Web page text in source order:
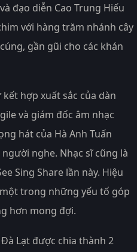
đạo diễn Cao Trung Hiếu
với hàng trăm nhánh cây
gần gũi cho các khán
hợp xuất sắc của dàn
và giám đốc âm nhạc
hát của Hà Anh Tuấn
nghe. Nhạc sĩ cũng là
Sing Share lần này. Hiệu
trong những yếu tố góp
hơn mong đợi.
Lạt được chia thành 2